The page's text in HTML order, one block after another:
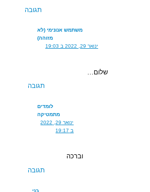
תגובה
משתמש אנונימי (לא
מזוהה)
ינואר 29, 2022 ב 19:03
שלום…
תגובה
לומדים
מתמטיקה
ינואר 29, 2022
וברכה
תגובה